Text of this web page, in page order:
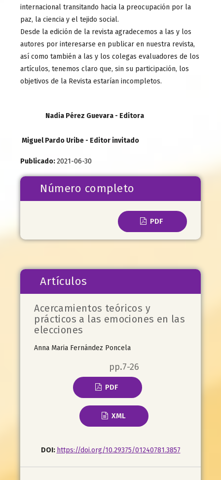
internacional transitando hacia la preocupación por la
paz, la ciencia y el tejido social.
Desde la edición de la revista agradecemos a las y los
autores por interesarse en publicar en nuestra revista,
así como también a las y los colegas evaluadores de los
artículos, tenemos claro que, sin su participación, los
objetivos de la Revista estarían incompletos.
Nadia Pérez Guevara - Editora
Miguel Pardo Uribe - Editor invitado
Publicado:2021-06-30
Número completo
PDF
Artículos
Acercamientos teóricos y
prácticos a las emociones en las
elecciones
Anna Maria Fernández Poncela
pp.7-26
PDF
XML
DOI: https://doi.org/10.29375/01240781.3857